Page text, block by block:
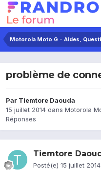
Motorola Moto G - Aides,
problème de
Par Tiemtore Daouda
15 juillet 2014 dans Motorola
Réponses
Tiemtore
Posté(e) 15 juillet 2014